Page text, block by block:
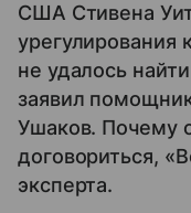
США Стивена
урегулирования
не удалось
заявил
Ушаков. Почему
договориться,
эксперта.